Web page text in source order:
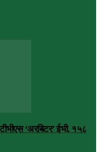
‘अरबिटर’ ईभी, १५८